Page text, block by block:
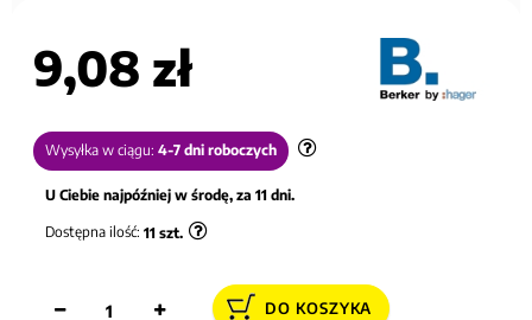
9,08 zł
Wysyłka w ciągu: 4-7 dni roboczych
U Ciebie najpóźniej w środę, za 11 dni.
Dostępna ilość: 11 szt.
DO KOSZYKA